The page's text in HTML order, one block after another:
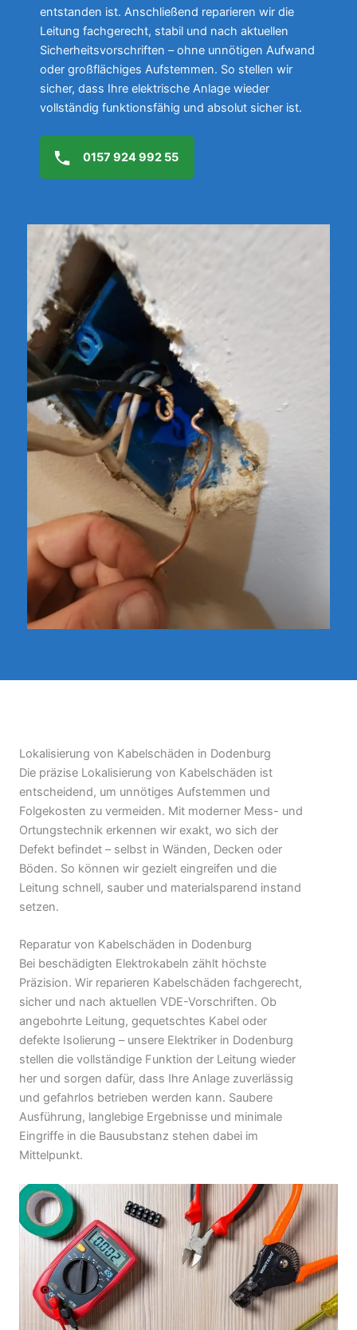
entstanden ist. Anschließend reparieren wir die
Leitung fachgerecht, stabil und nach aktuellen
Sicherheitsvorschriften – ohne unnötigen Aufwand
oder großflächiges Aufstemmen. So stellen wir
sicher, dass Ihre elektrische Anlage wieder
vollständig funktionsfähig und absolut sicher ist.
0157 924 992 55
Lokalisierung von Kabelschäden in Dodenburg
Die präzise Lokalisierung von Kabelschäden ist
entscheidend, um unnötiges Aufstemmen und
Folgekosten zu vermeiden. Mit moderner Mess- und
Ortungstechnik erkennen wir exakt, wo sich der
Defekt befindet – selbst in Wänden, Decken oder
Böden. So können wir gezielt eingreifen und die
Leitung schnell, sauber und materialsparend instand
setzen.
Reparatur von Kabelschäden in Dodenburg
Bei beschädigten Elektrokabeln zählt höchste
Präzision. Wir reparieren Kabelschäden fachgerecht,
sicher und nach aktuellen VDE-Vorschriften. Ob
angebohrte Leitung, gequetschtes Kabel oder
defekte Isolierung – unsere Elektriker in Dodenburg
stellen die vollständige Funktion der Leitung wieder
her und sorgen dafür, dass Ihre Anlage zuverlässig
und gefahrlos betrieben werden kann. Saubere
Ausführung, langlebige Ergebnisse und minimale
Eingriffe in die Bausubstanz stehen dabei im
Mittelpunkt.